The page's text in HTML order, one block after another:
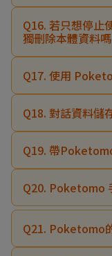
Q16. 若只想停止
獨刪除本體資料嗎
Q17. 使用
Q18. 對話資料儲
Q19. 帶
Q20. Poketomo
Q21. Poketomo